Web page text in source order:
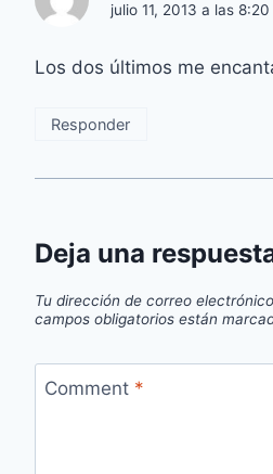
julio 11, 2013 a las 8:20
Los dos últimos me
Responder
Deja una
Tu dirección de correo
campos obligatorios están
Comment *